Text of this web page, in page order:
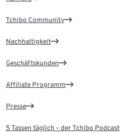
Tchibo Community
Nachhaltigkeit
Geschäftskunden
Affiliate Programm
Presse
5 Tassen täglich – der Tchibo Podcast